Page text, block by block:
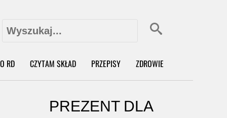
Szukaj:
RD CZYTAM SKŁAD PRZEPISY ZDROWIE
PREZENT DLA
X